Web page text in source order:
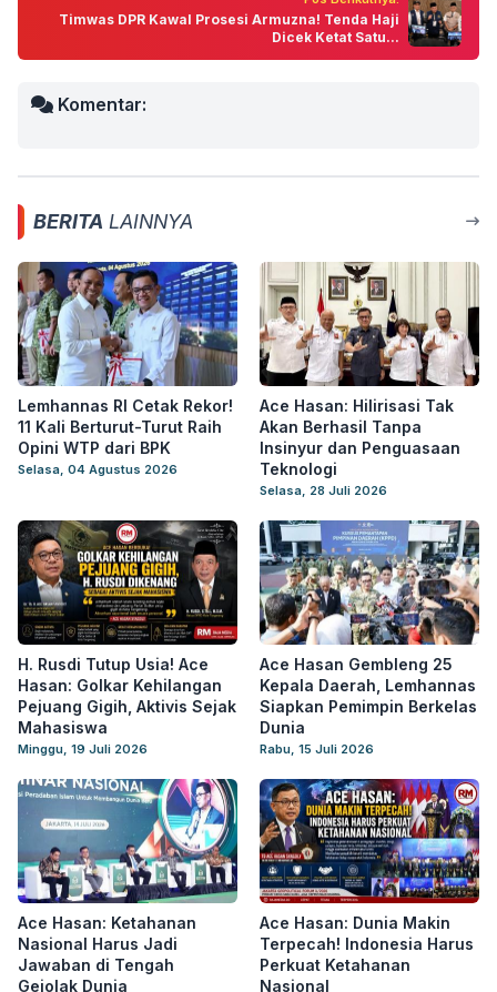
Timwas DPR Kawal Prosesi Armuzna! Tenda Haji
Dicek Ketat Satu...
Komentar:
BERITA LAINNYA
Lemhannas RI Cetak Rekor!
11 Kali Berturut-Turut Raih
Opini WTP dari BPK
Selasa, 04 Agustus 2026
Ace Hasan: Hilirisasi Tak
Akan Berhasil Tanpa
Insinyur dan Penguasaan
Teknologi
Selasa, 28 Juli 2026
H. Rusdi Tutup Usia! Ace
Hasan: Golkar Kehilangan
Pejuang Gigih, Aktivis Sejak
Mahasiswa
Minggu, 19 Juli 2026
Ace Hasan Gembleng 25
Kepala Daerah, Lemhannas
Siapkan Pemimpin Berkelas
Dunia
Rabu, 15 Juli 2026
Ace Hasan: Ketahanan
Nasional Harus Jadi
Jawaban di Tengah
Gejolak Dunia
Ace Hasan: Dunia Makin
Terpecah! Indonesia Harus
Perkuat Ketahanan
Nasional